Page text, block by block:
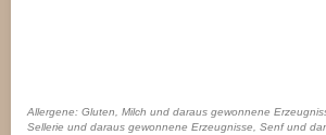
Allergene: Gluten, Milch und daraus gewonnene
Sellerie und daraus gewonnene Erzeugnisse, Senf und